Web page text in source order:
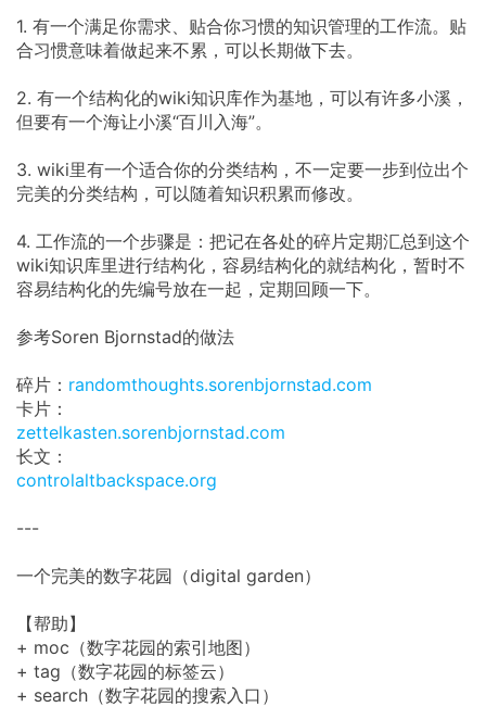
1. 有一个满足你需求、贴合你习惯的知识管理的工作流。贴
合习惯意味着做起来不累，可以长期做下去。
2. 有一个结构化的wiki知识库作为基地，可以有许多小溪，
但要有一个海让小溪“百川入海”。
3. wiki里有一个适合你的分类结构，不一定要一步到位出个
完美的分类结构，可以随着知识积累而修改。
4. 工作流的一个步骤是：把记在各处的碎片定期汇总到这个
wiki知识库里进行结构化，容易结构化的就结构化，暂时不
容易结构化的先编号放在一起，定期回顾一下。
参考Soren Bjornstad的做法
碎片： randomthoughts.sorenbjornstad.com
卡片：
zettelkasten.sorenbjornstad.com
长文：
controlaltbackspace.org
---
一个完美的数字花园（digital garden）
【帮助】
+ moc（数字花园的索引地图）
+ tag（数字花园的标签云）
+ search（数字花园的搜索入口）